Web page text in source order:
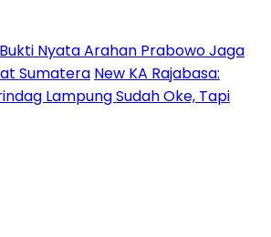
Nyata Arahan Prabowo Jaga
Sumatera New KA Rajabasa:
Lampung Sudah Oke, Tapi